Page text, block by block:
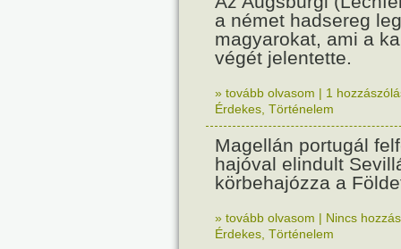
a német hadsereg
magyarokat, ami a
végét jelentette.
» tovább olvasom | 1
Érdekes Történelem
Magellán portugál
hajóval elindult
körbehajózza a
» tovább olvasom | Nincs
Érdekes Történelem